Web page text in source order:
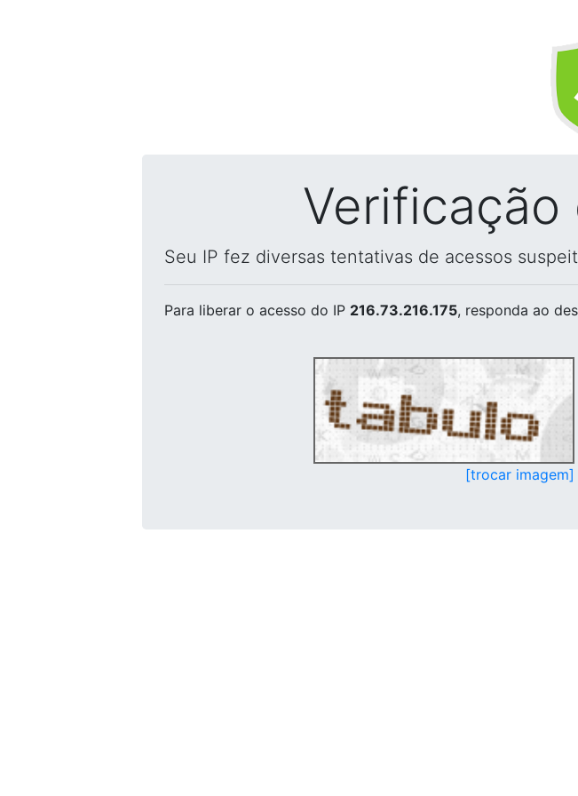
Verificação
Seu IP fez diversas tentativas de acessos
Para liberar o acesso do IP 216.73.216.175, responda ao
[trocar imagem]